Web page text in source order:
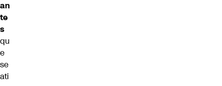
an
te
s
qu
e
se
ati